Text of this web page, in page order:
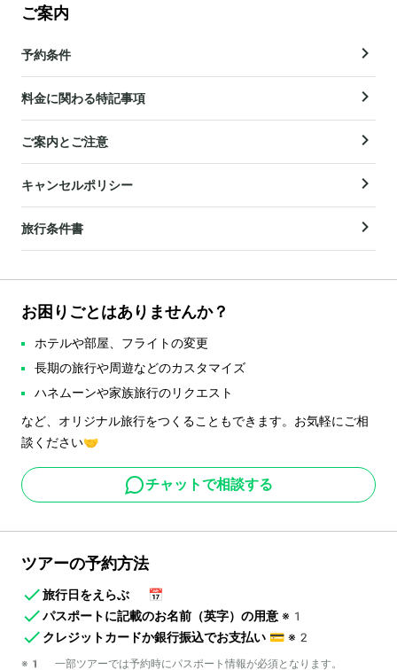
ご案内
予約条件
料金に関わる特記事項
ご案内とご注意
キャンセルポリシー
旅行条件書
お困りごとはありませんか？
ホテルや部屋、フライトの変更
長期の旅行や周遊などのカスタマイズ
ハネムーンや家族旅行のリクエスト
など、オリジナル旅行をつくることもできます。お気軽にご相
談ください🤝
チャットで相談する
ツアーの予約方法
旅行日をえらぶ
📅
パスポートに記載のお名前（英字）の用意 ※1
クレジットカードか銀行振込でお支払い 💳 ※2
※1 一部ツアーでは予約時にパスポート情報が必須となります。